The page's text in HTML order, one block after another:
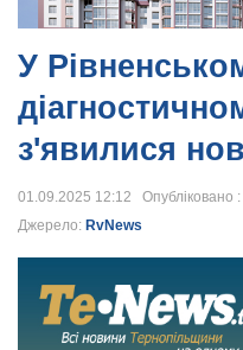
У
з'явилися
01.09.2025 12:12 Опубліковано :
Джерело: RvNews